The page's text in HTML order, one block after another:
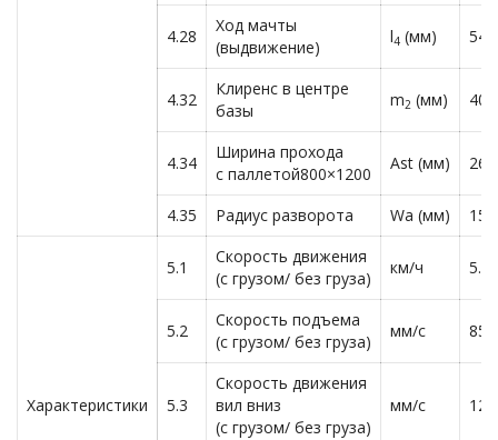
4.28
Ход мачты
(выдвижение)
l4 (мм) 545
4.32
Клиренс в центре
базы
m2 (мм) 40
4.34
Ширина прохода
с паллетой800×1200
Ast (мм)
4.35 Радиус разворота Wa (мм)
Характеристики
5.1
Скорость движения
(с грузом/ без груза)
км/ч
5.2
Скорость подъема
(с грузом/ без груза)
мм/с 85/
5.3
Скорость движения
вил вниз
(с грузом/ без груза)
мм/с